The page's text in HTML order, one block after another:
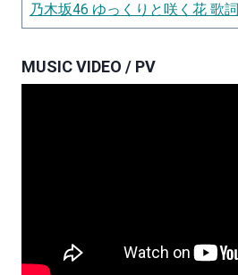
乃木坂46 ゆっくりと咲く花 歌詞
MUSIC VIDEO / PV